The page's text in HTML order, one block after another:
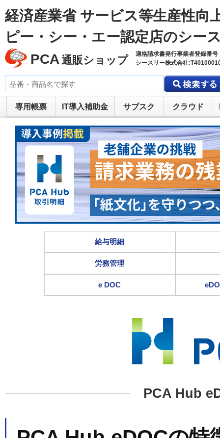
経済産業省 サービス等生産性向
ピー・シー・エー認定店のシー
PCA 通販ショップ
適格請求書発行事業者登録番号
シースリー株式会社
専用帳票 IT導入補助金 サブスク クラウド
給与明細
労務管理
e DOC
PCA Hub